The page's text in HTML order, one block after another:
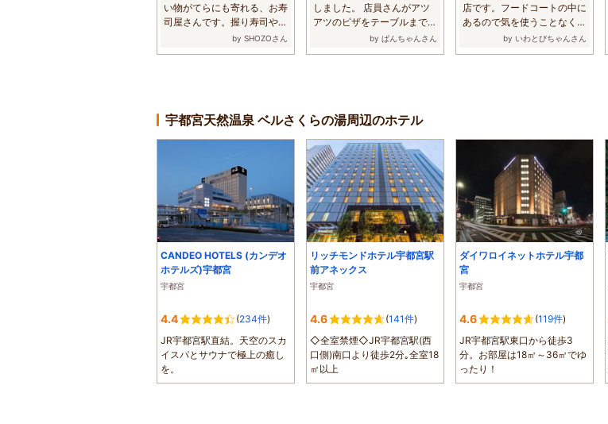
い物がてらにも寄れる、お寿
司屋さんです。握り寿司や、
by SHOZOさん
しました。 店員さんがアツ
アツのピザをテーブルまで運
んできてくだ...by ぱんちゃんさん
店です。フードコートの中に
あるので気を使うことなくゆ
っくりできま...by いわとびちゃんさん
宇都宮天然温泉 ベルさくらの湯周辺のホテル
CANDEO HOTELS (カンデオ
ホテルズ)宇都宮
宇都宮
4.4 (234件)
JR宇都宮駅直結。天空のスカ
イスパとサウナで極上の癒し
を。
リッチモンドホテル宇都宮駅
前アネックス
宇都宮
4.6 (141件)
◇全室禁煙◇JR宇都宮駅(西
口側)南口より徒歩2分｡全室18
㎡以上
ダイワロイネットホテル宇都
宮
宇都宮
4.6 (119件)
JR宇都宮駅東口から徒歩3
分。お部屋は18㎡～36㎡でゆ
ったり！